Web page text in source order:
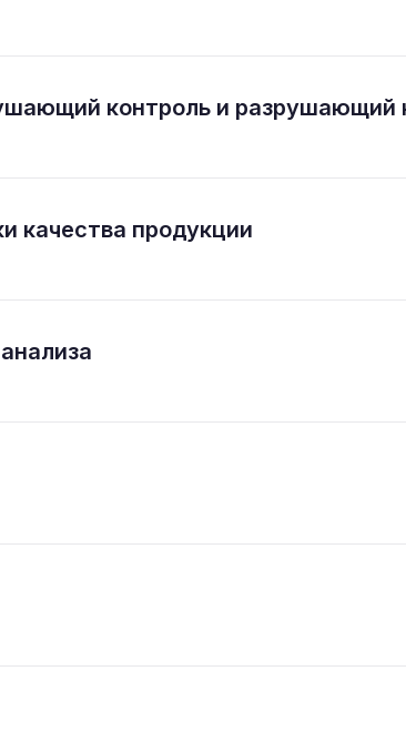
контроль и разрушающий
качества продукции